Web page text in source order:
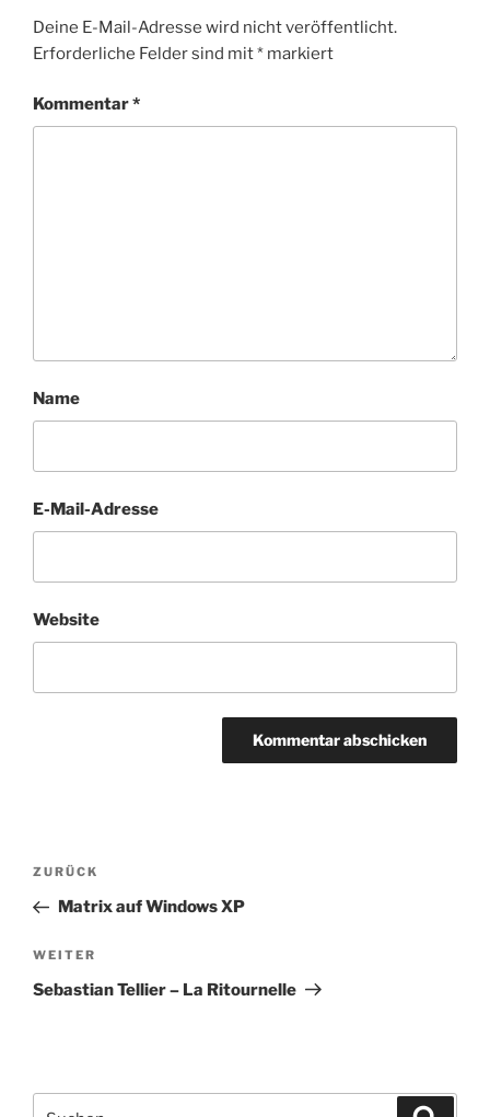
Deine E-Mail-Adresse wird nicht veröffentlicht.
Erforderliche Felder sind mit* markiert
Kommentar*
Name
E-Mail-Adresse
Website
Beitragsnavigation
Vorheriger
Beitrag
ZURÜCK
Matrix auf Windows XP
Nächster
Beitrag
WEITER
Sebastian Tellier – La Ritournelle